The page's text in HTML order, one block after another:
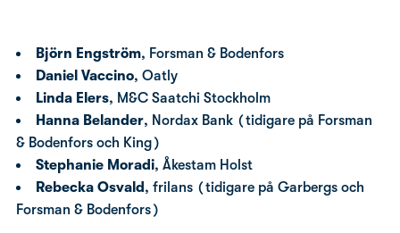
Björn Engström, Forsman & Bodenfors
Daniel Vaccino, Oatly
Linda Elers, M&C Saatchi Stockholm
Hanna Belander, Nordax Bank (tidigare på Forsman
& Bodenfors och King)
Stephanie Moradi, Åkestam Holst
Rebecka Osvald , frilans (tidigare på Garbergs och
Forsman & Bodenfors)